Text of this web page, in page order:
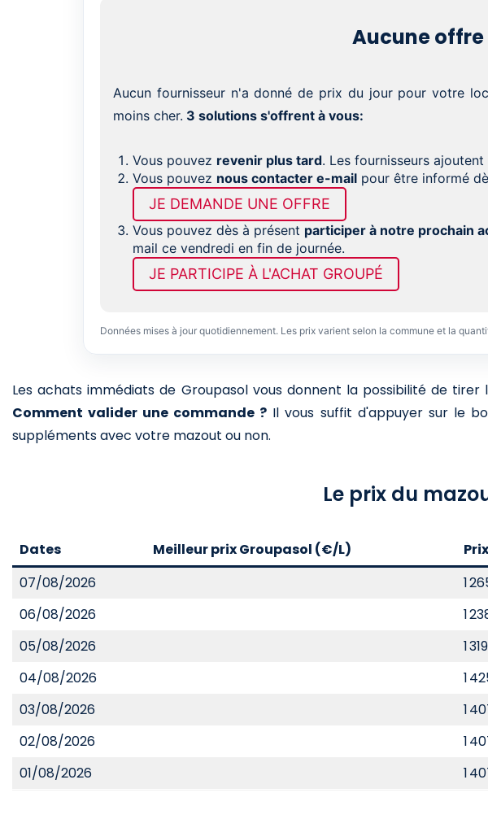
Aucune
Aucun fournisseur n'a donné de prix du jour pour votre
moins cher. 3 solutions s'offrent à vous:
Vous pouvez revenir plus tard. Les fournisseurs
Vous pouvez nous contacter e-mail pour être informé
JE DEMANDE UNE OFFRE
Vous pouvez dès à présent participer à notre prochain
mail ce vendredi en fin de journée.
JE PARTICIPE À L'ACHAT GROUPÉ
Données mises à jour quotidiennement. Les prix varient selon la commune et la
Les achats immédiats de Groupasol vous donnent la possibilité de
Comment valider une commande ? Il vous suffit d'appuyer sur le
suppléments avec votre mazout ou non.
Le prix du
Dates Meilleur prix Groupasol (€/L)
07/08/2026
1
06/08/2026
1
05/08/2026
1
04/08/2026
1
03/08/2026
1
02/08/2026
1
01/08/2026
1